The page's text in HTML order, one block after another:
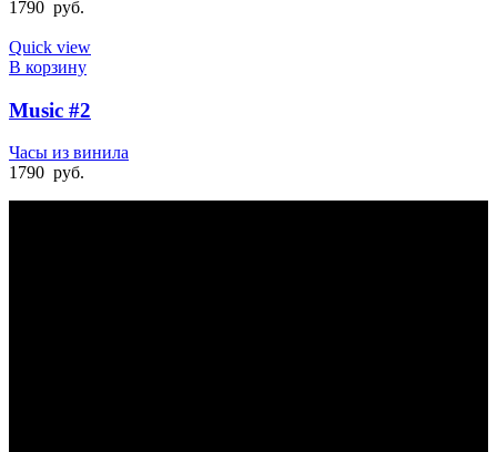
1790 руб.
Quick view
В корзину
Music #2
Часы из винила
1790 руб.